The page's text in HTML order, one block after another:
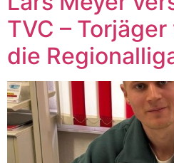
TVC –
die